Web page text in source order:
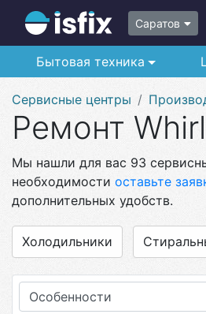
Саратов
Бытовая техника
Сервисные центры
Ремонт
Мы нашли для вас 93
необходимости оставьте
дополнительных удобств.
Холодильники
Особенности